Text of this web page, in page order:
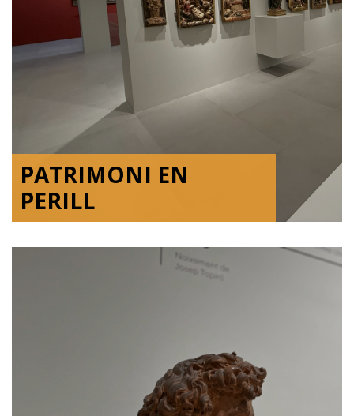
PATRIMONI EN
PERILL